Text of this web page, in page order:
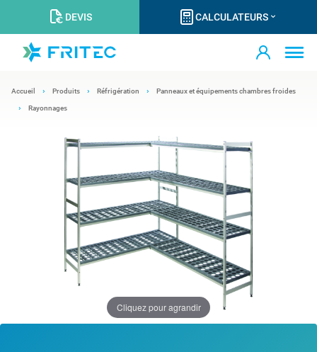
DEVIS CALCULATEURS
Accueil Produits Réfrigération Panneaux et équipements chambres froides
Rayonnages
Cliquez pour agrandir